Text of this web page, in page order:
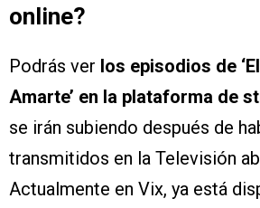
online?
Podrás ver los episodios de
Amarte’ en la plataforma de
se irán subiendo después de
transmitidos en la Televisión
Actualmente en Vix, ya está